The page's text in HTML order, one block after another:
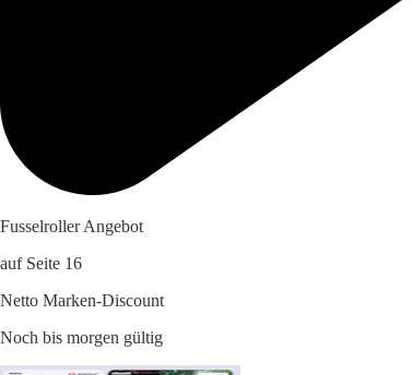
Fusselroller Angebot
auf Seite 16
Netto Marken-Discount
Noch bis morgen gültig